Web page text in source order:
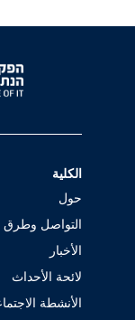
الكلية
حول
التواصل وطرق
الأخبار
لائحة الأحداث
الأنشطة